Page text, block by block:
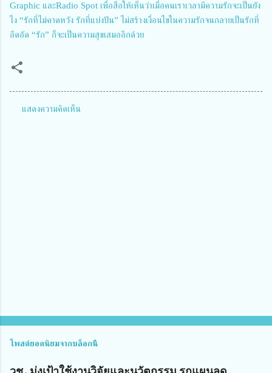
Graphic และRadio Spot เพื่อสื่อให้เห็นว่าเมื่อคนเราเวลามีความรักจะเป็นยัง
ไง “รักที่ไม่คาดหวัง รักที่แบ่งปัน” ไม่สร้างเงื่อนไขในความรักจนกลายเป็นรักที่
อึดอัด “รัก” ก็จะเป็นความสุขเสมออีกด้วย
แสดงความคิดเห็น
โพสต์ยอดนิยมจากบล็อกนี้